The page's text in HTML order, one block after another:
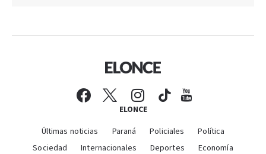
ELONCE
Últimas noticias Paraná Policiales
Política
Sociedad
Internacionales Deportes
Economía